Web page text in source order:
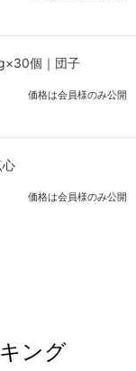
個｜団子
価格は会員様のみ公開
心
価格は会員様のみ公開
ング